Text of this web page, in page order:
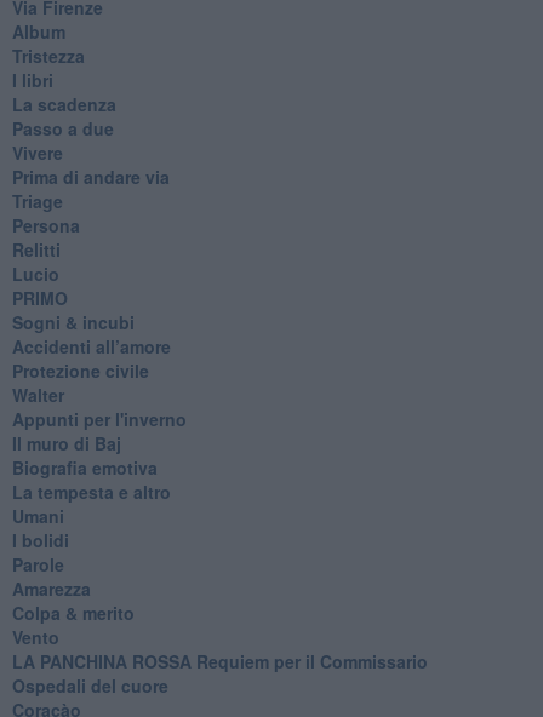
Via Firenze
Album
Tristezza
I libri
La scadenza
Passo a due
Vivere
Prima di andare via
Triage
Persona
Relitti
Lucio
PRIMO
Sogni & incubi
Accidenti all’amore
Protezione civile
Walter
Appunti per l'inverno
Il muro di Baj
Biografia emotiva
La tempesta e altro
Umani
I bolidi
Parole
Amarezza
Colpa & merito
Vento
​LA PANCHINA ROSSA Requiem per il Commissario
Ospedali del cuore
Coraçào